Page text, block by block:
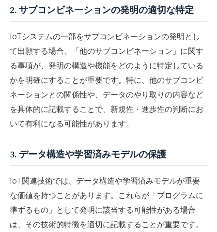
2. サブコンビネーションの発明の適切な特定
IoTシステムの一部をサブコンビネーションの発明とし
て出願する場合、「他のサブコンビネーション」に関す
る事項が、発明の構造や機能をどのように特定している
かを明確にすることが重要です。特に、他のサブコンビ
ネーションとの関係性や、データのやり取りの内容など
を具体的に記載することで、新規性・進歩性の判断にお
いて有利になる可能性があります。
3. データ構造や学習済みモデルの保護
IoT関連技術では、データ構造や学習済みモデルが重要
な価値を持つことがあります。これらが「プログラムに
準ずるもの」として発明に該当する可能性がある場合
は、その技術的特徴を適切に記載することが重要です。